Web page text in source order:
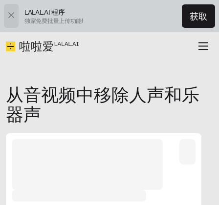
LALAL.AI 程序
独家免费批量上传功能! 获取
从音视频中移除人声和乐
器声